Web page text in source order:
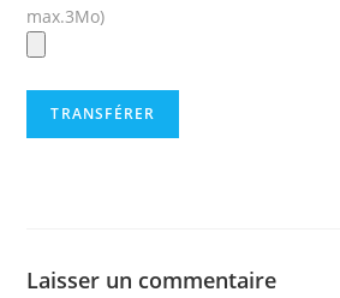
max.3Mo)
Laisser un commentaire